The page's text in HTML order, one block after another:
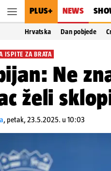
PLUS+ NEWS
Hrvatska Dan pobjede
ISPITE ZA BRATA
Ne
želi
, petak, 23.5.2025. u 10:03